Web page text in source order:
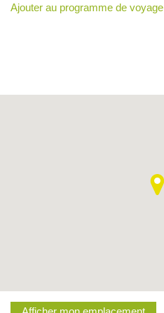
Ajouter au programme de voyage